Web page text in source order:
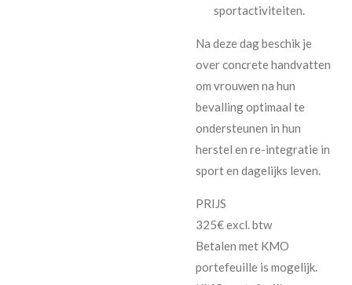
sportactiviteiten.
Na deze dag beschik je
over concrete handvatten
om vrouwen na hun
bevalling optimaal te
ondersteunen in hun
herstel en re-integratie in
sport en dagelijks leven.
PRIJS
325€ excl. btw
Betalen met KMO
portefeuille is mogelijk.